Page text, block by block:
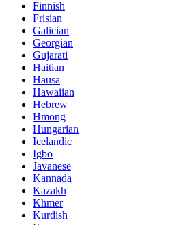
Finnish
Frisian
Galician
Georgian
Gujarati
Haitian
Hausa
Hawaiian
Hebrew
Hmong
Hungarian
Icelandic
Igbo
Javanese
Kannada
Kazakh
Khmer
Kurdish